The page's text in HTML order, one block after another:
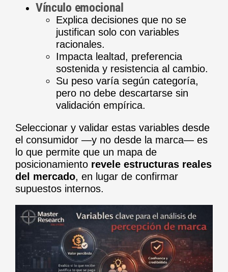
Vínculo emocional
Explica decisiones que no se
justifican solo con variables
racionales.
Impacta lealtad, preferencia
sostenida y resistencia al cambio.
Su peso varía según categoría,
pero no debe descartarse sin
validación empírica.
Seleccionar y validar estas variables desde
el consumidor —y no desde la marca— es
lo que permite que un mapa de
posicionamiento revele estructuras reales
del mercado, en lugar de confirmar
supuestos internos.